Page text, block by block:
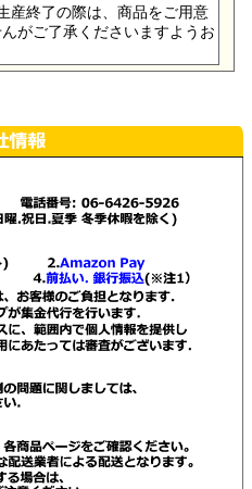
産終了の際は、商品をご用意
がご了承くださいますようお